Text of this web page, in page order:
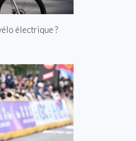
électrique ?